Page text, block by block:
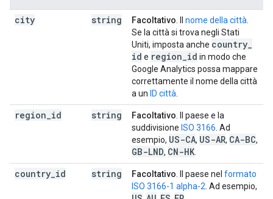
city string Facoltativo nome della città
Se la città si trova negli Stati
Uniti, imposta anche country
id e region id in modo che
Google Analytics possa mappare
correttamente il nome della città
a un ID città
region id string Facoltativo . Il paese e la
suddivisione ISO 3166 . Ad
esempio, US-CA, US-AR, CA-BC,
GB-LND, CN-HK
country id string Facoltativo . Il paese nel formato
ISO 3166-1 alpha-2 . Ad esempio,